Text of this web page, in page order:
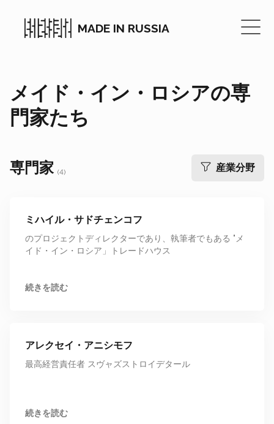
MADE IN RUSSIA
メイド・イン・ロシアの専
門家たち
専門家 (4) 産業分野
ミハイル・サドチェンコフ
のプロジェクトディレクターであり、執筆者でもある "メ
イド・イン・ロシア」トレードハウス
続きを読む
アレクセイ・アニシモフ
最高経営責任者 スヴャズストロイデタール
続きを読む